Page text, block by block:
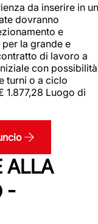
da inserire in un
dovranno
e
la grande e
di lavoro a
con possibilità
turni o a ciclo
1.877,28 Luogo di
ALLA
-